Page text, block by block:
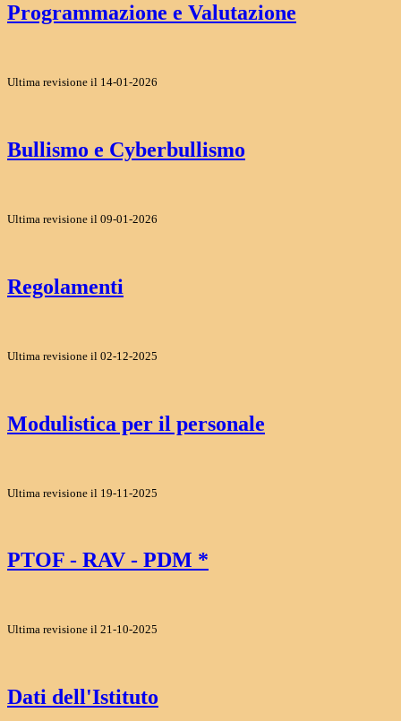
Programmazione e Valutazione
Ultima revisione il 14-01-2026
Bullismo e Cyberbullismo
Ultima revisione il 09-01-2026
Regolamenti
Ultima revisione il 02-12-2025
Modulistica per il personale
Ultima revisione il 19-11-2025
PTOF - RAV - PDM *
Ultima revisione il 21-10-2025
Dati dell'Istituto